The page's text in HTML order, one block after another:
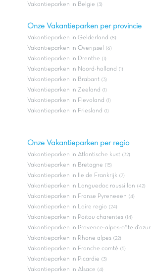
Vakantieparken in Belgie (3)
Onze Vakantieparken per provincie
Vakantieparken in Gelderland (8)
Vakantieparken in Overijssel (6)
Vakantieparken in Drenthe (1)
Vakantieparken in Noord-holland (1)
Vakantieparken in Brabant (3)
Vakantieparken in Zeeland (1)
Vakantieparken in Flevoland (1)
Vakantieparken in Friesland (1)
Onze Vakantieparken per regio
Vakantieparken in Atlantische kust (32)
Vakantieparken in Bretagne (15)
Vakantieparken in Ile de Frankrijk (7)
Vakantieparken in Languedoc roussillon (42)
Vakantieparken in Franse Pyreneeën (4)
Vakantieparken in Loire regio (24)
Vakantieparken in Poitou charentes (14)
Vakantieparken in Provence-alpes-côte d'azur
Vakantieparken in Rhone alpes (22)
Vakantieparken in Franche comté (5)
Vakantieparken in Picardie (3)
Vakantieparken in Alsace (4)